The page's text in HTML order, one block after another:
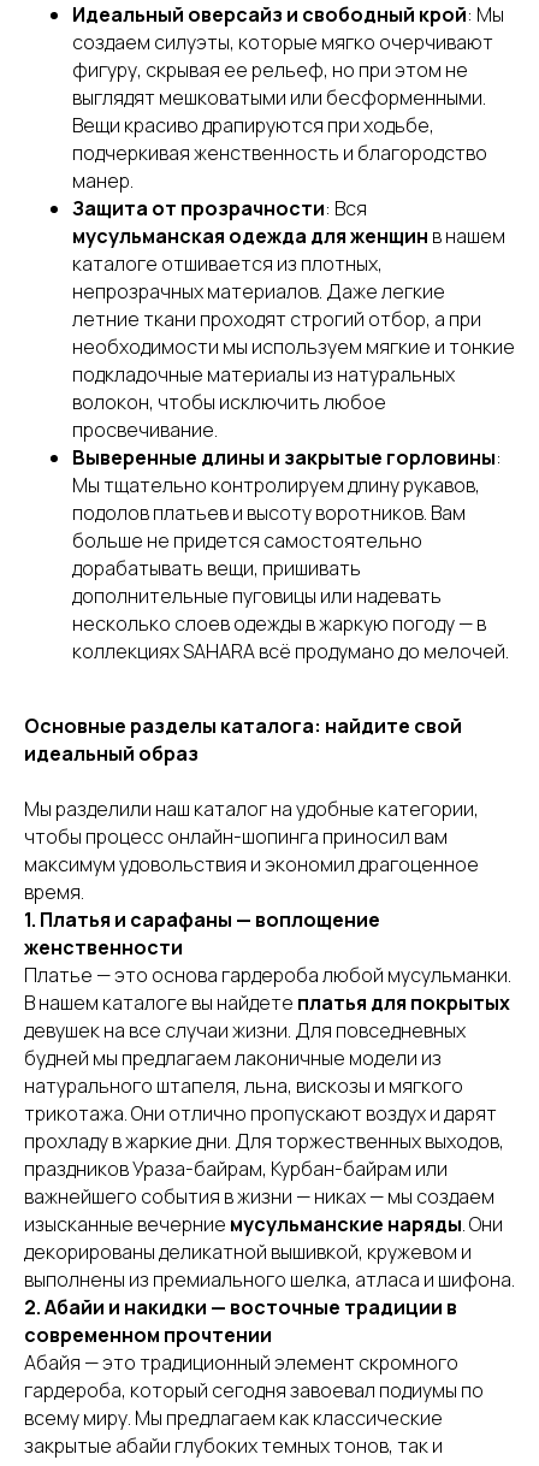
Идеальный оверсайз и свободный крой: Мы
создаем силуэты, которые мягко очерчивают
фигуру, скрывая ее рельеф, но при этом не
выглядят мешковатыми или бесформенными.
Вещи красиво драпируются при ходьбе,
подчеркивая женственность и благородство
манер.
Защита от прозрачности: Вся
мусульманская одежда для женщин в нашем
каталоге отшивается из плотных,
непрозрачных материалов. Даже легкие
летние ткани проходят строгий отбор, а при
необходимости мы используем мягкие и тонкие
подкладочные материалы из натуральных
волокон, чтобы исключить любое
просвечивание.
Выверенные длины и закрытые горловины:
Мы тщательно контролируем длину рукавов,
подолов платьев и высоту воротников. Вам
больше не придется самостоятельно
дорабатывать вещи, пришивать
дополнительные пуговицы или надевать
несколько слоев одежды в жаркую погоду — в
коллекциях SAHARA всё продумано до мелочей.
Основные разделы каталога: найдите свой
идеальный образ
Мы разделили наш каталог на удобные категории,
чтобы процесс онлайн-шопинга приносил вам
максимум удовольствия и экономил драгоценное
время.
1. Платья и сарафаны — воплощение
женственности
Платье — это основа гардероба любой мусульманки.
В нашем каталоге вы найдете платья для покрытых
девушек на все случаи жизни. Для повседневных
будней мы предлагаем лаконичные модели из
натурального штапеля, льна, вискозы и мягкого
трикотажа. Они отлично пропускают воздух и дарят
прохладу в жаркие дни. Для торжественных выходов,
праздников Ураза-байрам, Курбан-байрам или
важнейшего события в жизни — никах — мы создаем
изысканные вечерние мусульманские наряды. Они
декорированы деликатной вышивкой, кружевом и
выполнены из премиального шелка, атласа и шифона.
2. Абайи и накидки — восточные традиции в
современном прочтении
Абайя — это традиционный элемент скромного
гардероба, который сегодня завоевал подиумы по
всему миру. Мы предлагаем как классические
закрытые абайи глубоких темных тонов, так и